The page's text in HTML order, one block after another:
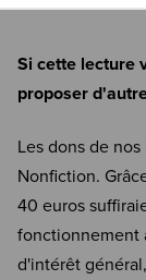
Si cette lecture
proposer
Les dons de
Nonfiction.
40 euros
fonctionnement
d'intérêt